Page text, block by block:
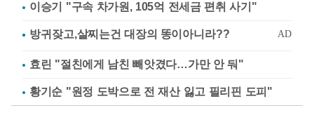
이승기 "구속 차가원, 105억 전세금 편취 사기"
효린 "절친에게 남친 빼앗겼다…가만 안 둬"
황기순 "원정 도박으로 전 재산 잃고 필리핀 도피"